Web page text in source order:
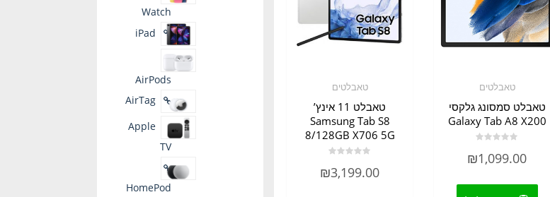
טאבלטים
טאבלט סמסונג גלקסי
Galaxy Tab A8 X200
0
₪1,099.00
טאבלטים
טאבלט 11 אינץ’
Samsung Tab S8
8/128GB X706 5G
0
₪3,199.00
Watch
iPad
AirPods
AirTag
Apple
TV
HomePod